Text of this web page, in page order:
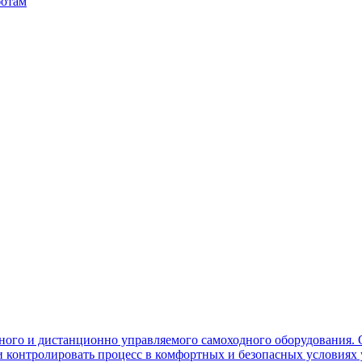
и дистанционно управляемого самоходного
процесс в комфортных и безопасных условиях